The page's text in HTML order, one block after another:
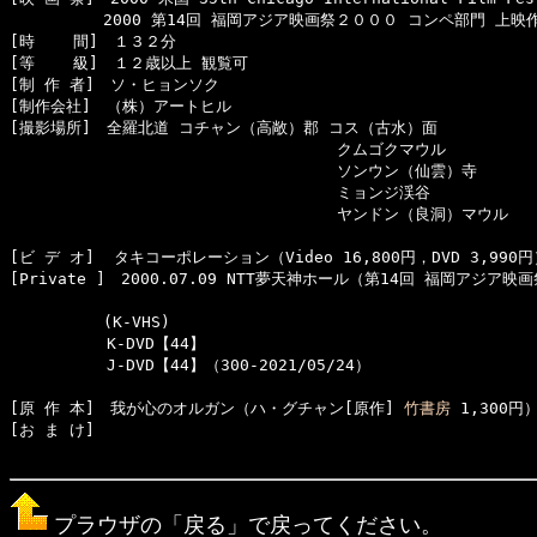
2000 第14回 福岡アジア映画祭２０００ コンペ部門 上映
[時    間]　１３２分
[等    級]　１２歳以上 観覧可
[制 作 者]　ソ・ヒョンソク
[制作会社]　（株）アートヒル
[撮影場所]　全羅北道 コチャン（高敞）郡 コス（古水）面
クムゴクマウル
ソンウン（仙雲）寺
ミョンジ渓谷
ヤンドン（良洞）マウル
[ビ デ オ]  タキコーポレーション（Video 16,800円，DVD 3,990円
[Private ]　2000.07.09 NTT夢天神ホール（第14回 福岡アジア映画
(K-VHS)
  　　　　　K-DVD【44】
  　　　　　J-DVD【44】（300-2021/05/24）
[原 作 本]　我が心のオルガン（ハ・グチャン[原作] 竹書房 1,300円）
[お ま け]
プラウザの「戻る」で戻ってください。